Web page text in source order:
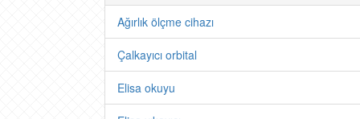
Ağırlık ölçme cihazı
Çalkayıcı orbital
Elisa okuyu